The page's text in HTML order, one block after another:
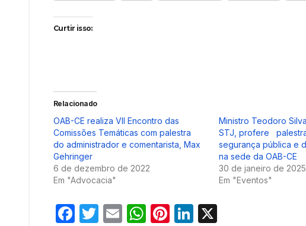
Curtir isso:
Relacionado
OAB-CE realiza VII Encontro das
Comissões Temáticas com palestra
do administrador e comentarista, Max
Gehringer
6 de dezembro de 2022
Em "Advocacia"
Ministro Teodoro
STJ, profere
segurança pública e
na sede da OAB-CE
30 de janeiro de 2025
Em "Eventos"
F
T
E
W Pi Li